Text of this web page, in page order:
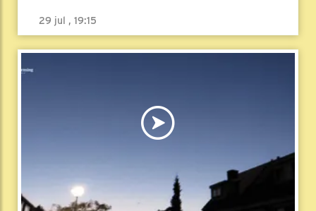
29 jul , 19:15